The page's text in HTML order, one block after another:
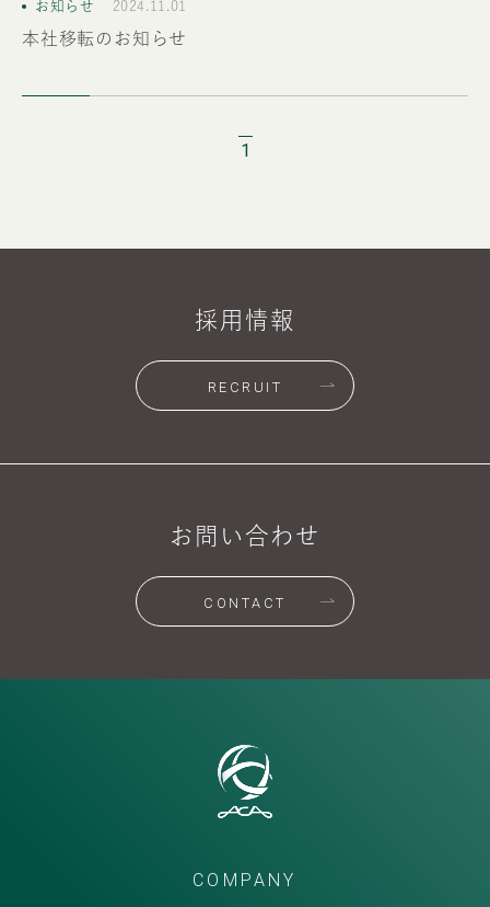
お知らせ 2024.11.01
本社移転のお知らせ
1
採用情報
RECRUIT
お問い合わせ
CONTACT
COMPANY